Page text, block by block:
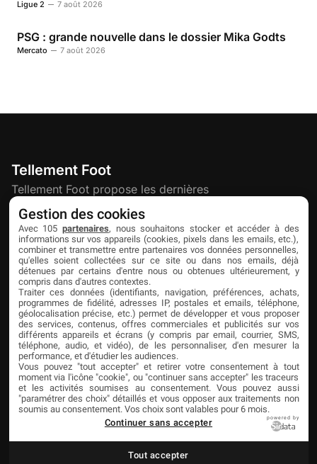
Ligue 2 7 août 2026
PSG : grande nouvelle dans le dossier Mika Godts
Mercato 7 août 2026
Tellement Foot
Tellement Foot propose les dernières
actualités et nouveautés créatives dédiées
au football.
Découvrir
À propos
Contact
Publicité
Liens utiles
Mentions légales
Confidentialité
Cookies
Partenaires
Livefoot
Jeunesfooteux
Tólmi Studio
King Score
Foot en France
Football Addict
Gestion des cookies
Avec 105 partenaires, nous souhaitons stocker et accéder à des
informations sur vos appareils (cookies, pixels dans les emails, etc.),
combiner et transmettre entre partenaires vos données personnelles,
qu'elles soient collectées sur ce site ou dans nos emails, déjà
détenues par certains d'entre nous ou obtenues ultérieurement, y
compris dans d'autres contextes.
Traiter ces données (identifiants, navigation, préférences, achats,
programmes de fidélité, adresses IP, postales et emails, téléphone,
géolocalisation précise, etc.) permet de développer et vous proposer
des services, contenus, offres commerciales et publicités sur vos
différents appareils et écrans (y compris par email, courrier, SMS,
téléphone, audio, et vidéo), de les personnaliser, d'en mesurer la
performance, et d'étudier les audiences.
Vous pouvez "tout accepter" et retirer votre consentement à tout
moment via l'icône "cookie", ou "continuer sans accepter" les traceurs
et les activités soumises au consentement. Vous pouvez aussi
"paramétrer des choix" détaillés et vous opposer aux traitements non
soumis au consentement. Vos choix sont valables pour 6 mois.
Continuer sans accepter
powered by
Tout accepter